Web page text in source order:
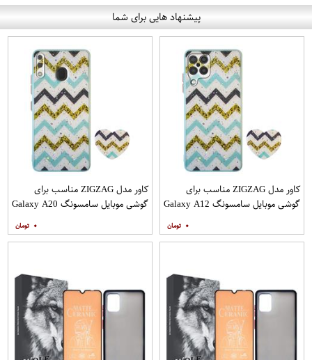
پیشنهاد هایی برای شما
کاور مدل ZIGZAG مناسب برای
گوشی موبایل سامسونگ Galaxy A12
۰
کاور مدل ZIGZAG مناسب برای
گوشی موبایل سامسونگ Galaxy A20
۰